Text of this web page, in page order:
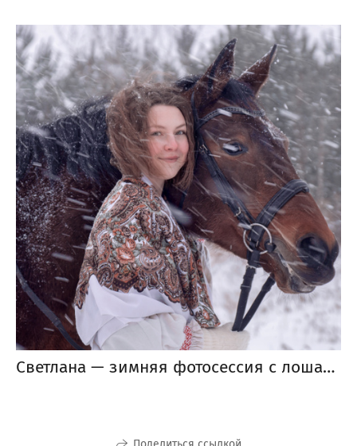
Светлана — зимняя фотосессия с лошадью